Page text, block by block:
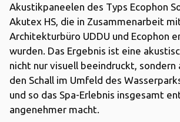
Akustikpaneelen des Typs Ecophon
Akutex HS, die in Zusammenarbeit
Architekturbüro UDDU und Ecophon
wurden. Das Ergebnis ist eine
nicht nur visuell beeindruckt,
den Schall im Umfeld des
und so das Spa-Erlebnis insgesamt
angenehmer macht.